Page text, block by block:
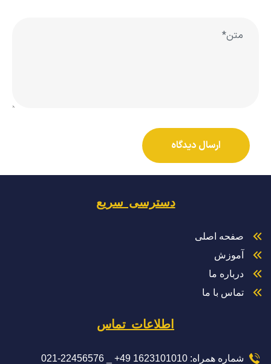
دسترسی سریع
صفحه اصلی
آموزش
درباره ما
تماس با ما
اطلاعات تماس
شماره همراه: 1623101010 49+ _ 22456576-021